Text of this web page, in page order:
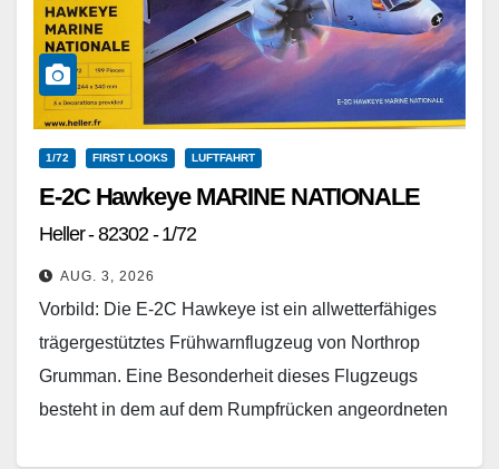
1/72 FIRST LOOKS LUFTFAHRT
E-2C Hawkeye MARINE NATIONALE
Heller - 82302 - 1/72
AUG. 3, 2026
Vorbild: Die E-2C Hawkeye ist ein allwetterfähiges
trägergestütztes Frühwarnflugzeug von Northrop
Grumman. Eine Besonderheit dieses Flugzeugs
besteht in dem auf dem Rumpfrücken angeordneten